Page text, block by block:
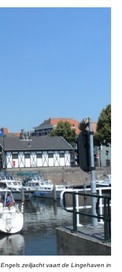
Engels zeiljacht vaart de Lingehaven in